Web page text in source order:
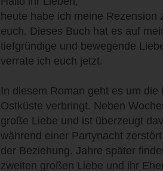
heute habe ich meine Rezension
euch. Dieses Buch hat es auf
tiefgründige und bewegende
verrate ich euch jetzt.
In diesem Roman geht es um
Ostküste verbringt. Neben
große Liebe und ist überzeugt
während einer Partynacht
der Beziehung. Jahre später
zweiten großen Liebe und ihr